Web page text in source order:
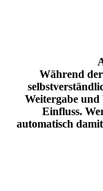
Während
Weitergabe
Einfluss.
automatisch